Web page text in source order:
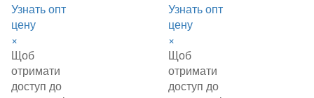
Узнать опт
цену
×
Щоб
отримати
доступ до
Узнать опт
цену
×
Щоб
отримати
доступ до